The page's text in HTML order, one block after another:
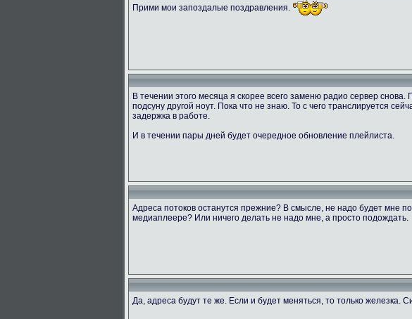
Прими мои запоздалые поздравления.
В течении этого месяца я скорее всего заменю радио сервер
подсуну другой ноут. Пока что не знаю. То с чего транслируется
задержка в работе.
И в течении пары дней будет очередное обновление плейлиста.
Адреса потоков останутся прежние? В смысле, не надо будет мне
медиаплеере? Или ничего делать не надо мне, а просто подождать.
Да, адреса будут те же. Если и будет меняться, то только железка.